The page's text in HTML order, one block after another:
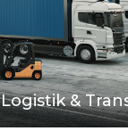
Logistik &